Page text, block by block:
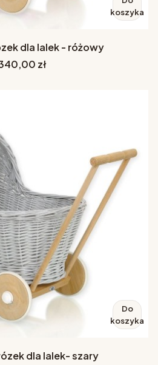
koszyka
dla lalek - różowy
zł
Do
koszyka
dla lalek- szary